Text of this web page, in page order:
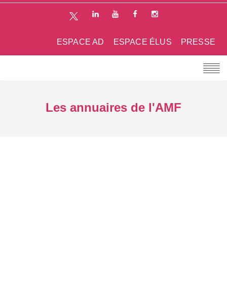
PRESSE
ESPACE ÉLUS
ESPACE AD
Les annuaires de l'AMF